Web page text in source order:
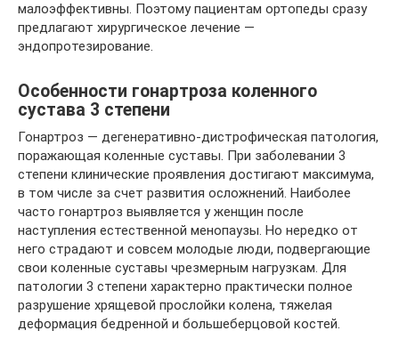
малоэффективны. Поэтому пациентам ортопеды сразу
предлагают хирургическое лечение —
эндопротезирование.
Особенности гонартроза коленного
сустава 3 степени
Гонартроз — дегенеративно-дистрофическая патология,
поражающая коленные суставы. При заболевании 3
степени клинические проявления достигают максимума,
в том числе за счет развития осложнений. Наиболее
часто гонартроз выявляется у женщин после
наступления естественной менопаузы. Но нередко от
него страдают и совсем молодые люди, подвергающие
свои коленные суставы чрезмерным нагрузкам. Для
патологии 3 степени характерно практически полное
разрушение хрящевой прослойки колена, тяжелая
деформация бедренной и большеберцовой костей.